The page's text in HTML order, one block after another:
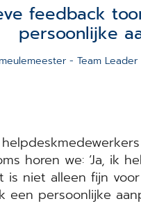
feedback
persoonlijke
- Team
horen we: ‘Ja, ik
is niet alleen fijn
persoonlijke